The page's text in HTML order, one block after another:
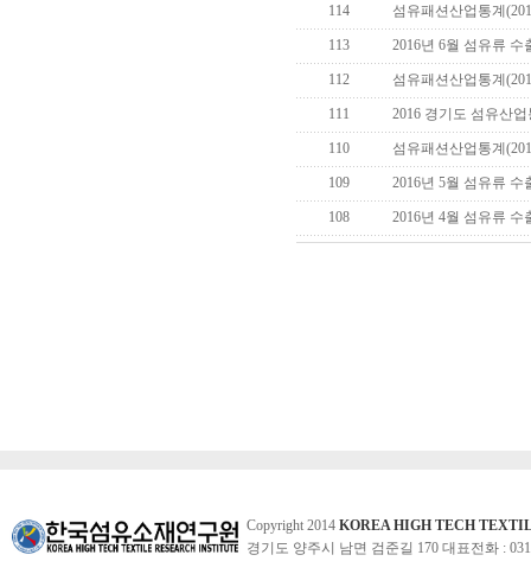
114 섬유패션산업통계
113 2016년 6월 섬유류 수
112 섬유패션산업통계
111 2016 경기도 섬유산업
110 섬유패션산업통계
109 2016년 5월 섬유류 수
108 2016년 4월 섬유류 수
Copyright 2014 KOREA HIGH TECH
경기도 양주시 남면 검준길 170 대표전화 :